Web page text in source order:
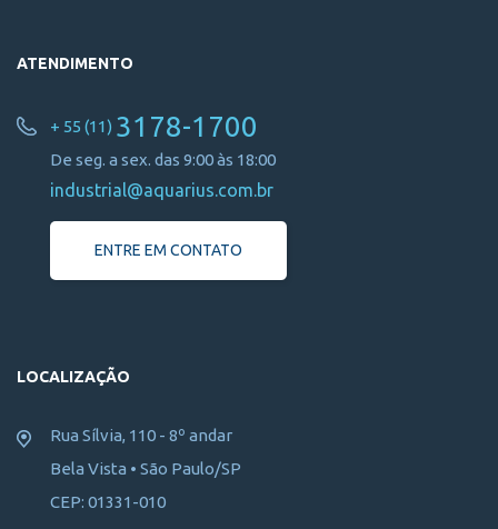
ATENDIMENTO
+ 55 (11) 3178-1700
De seg. a sex. das 9:00 às 18:00
industrial@aquarius.com.br
ENTRE EM CONTATO
LOCALIZAÇÃO
Rua Sílvia, 110 - 8º andar
Bela Vista • São Paulo/SP
CEP: 01331-010